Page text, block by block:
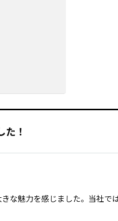
！
な魅力を感じました。当社で